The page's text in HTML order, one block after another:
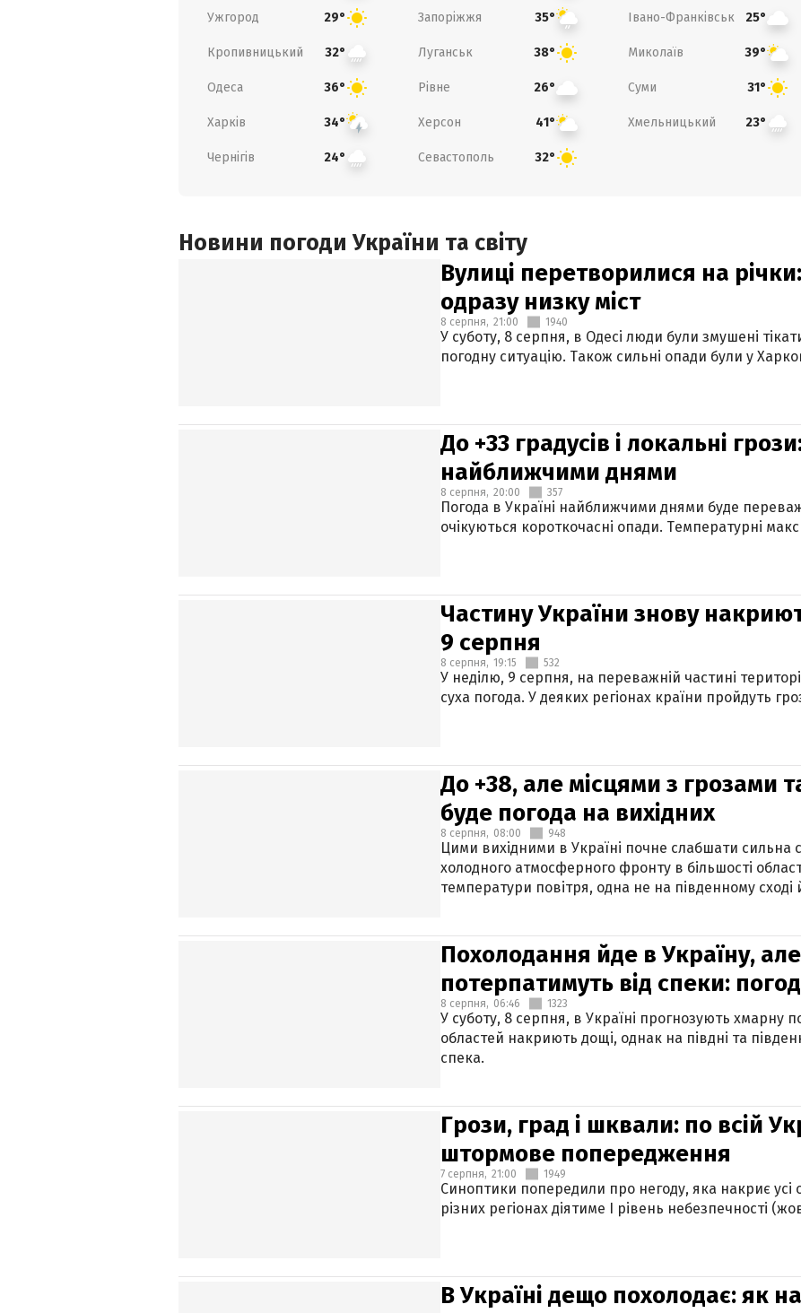
Ужгород 29° Запоріжжя 35° Івано-Франківськ 25°
Кропивницький 32° Луганськ 38° Миколаїв 39°
Одеса 36° Рівне 26° Суми 31°
Харків 34° Херсон 41° Хмельницький 23°
Чернігів 24° Севастополь 32°
Новини погоди України та світу
Вулиці перетворилися на
одразу низку міст
8 серпня, 21:00 1940
У суботу, 8 серпня, в Одесі люди були змушені
погодну ситуацію. Також сильні опади були у
До +33 градусів і локальні
найближчими днями
8 серпня, 20:00 357
Погода в Україні найближчими днями буде
очікуються короткочасні опади. Температурні
Частину України знову
9 серпня
8 серпня, 19:15 532
У неділю, 9 серпня, на переважній частині
суха погода. У деяких регіонах країни пройдуть
До +38, але місцями з грозами
буде погода на вихідних
8 серпня, 08:00 948
Цими вихідними в Україні почне слабшати сильна
холодного атмосферного фронту в більшості
температури повітря, одна не на південному сході
Похолодання йде в Україну,
потерпатимуть від спеки:
8 серпня, 06:46 1323
У суботу, 8 серпня, в Україні прогнозують хмарну
областей накриють дощі, однак на півдні та
спека.
Грози, град і шквали: по всій
штормове попередження
7 серпня, 21:00 1949
Синоптики попередили про негоду, яка накриє усі
різних регіонах діятиме І рівень небезпечності
В Україні дещо похолодає: як